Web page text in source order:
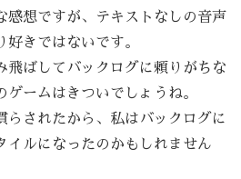
感想ですが、テキストなしの音声
きではないです。
飛ばしてバックログに頼りがちな
ームはきついでしょうね。
らされたから、私はバックログに
イルになったのかもしれません